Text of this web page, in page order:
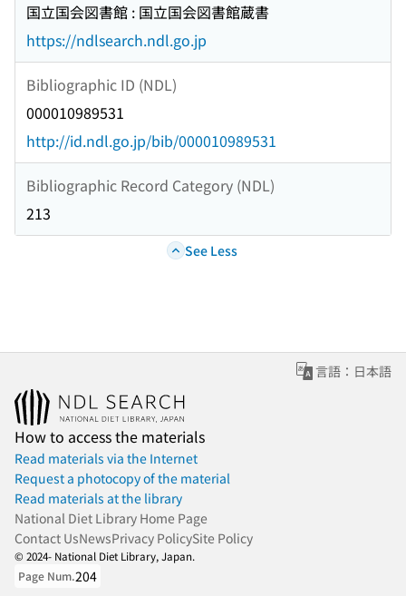
国立国会図書館 : 国立国会図書館蔵書
https://ndlsearch.ndl.go.jp
Bibliographic ID (NDL)
000010989531
http://id.ndl.go.jp/bib/000010989531
Bibliographic Record Category (NDL)
213
See Less
言語：日本語
How to access the materials
Read materials via the Internet
Request a photocopy of the material
Read materials at the library
National Diet Library Home Page
Contact UsNewsPrivacy PolicySite Policy
© 2024- National Diet Library, Japan.
Page Num.204